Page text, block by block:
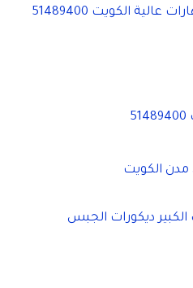
مدن الكويت
ديكورات الجبس